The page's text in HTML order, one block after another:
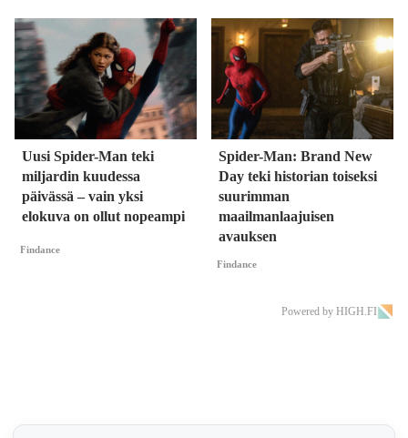
Uusi Spider-Man teki
miljardin kuudessa
päivässä – vain yksi
elokuva on ollut nopeampi
Findance
Spider-Man: Brand New
Day teki historian toiseksi
suurimman
maailmanlaajuisen
avauksen
Findance
Powered by HIGH.FI